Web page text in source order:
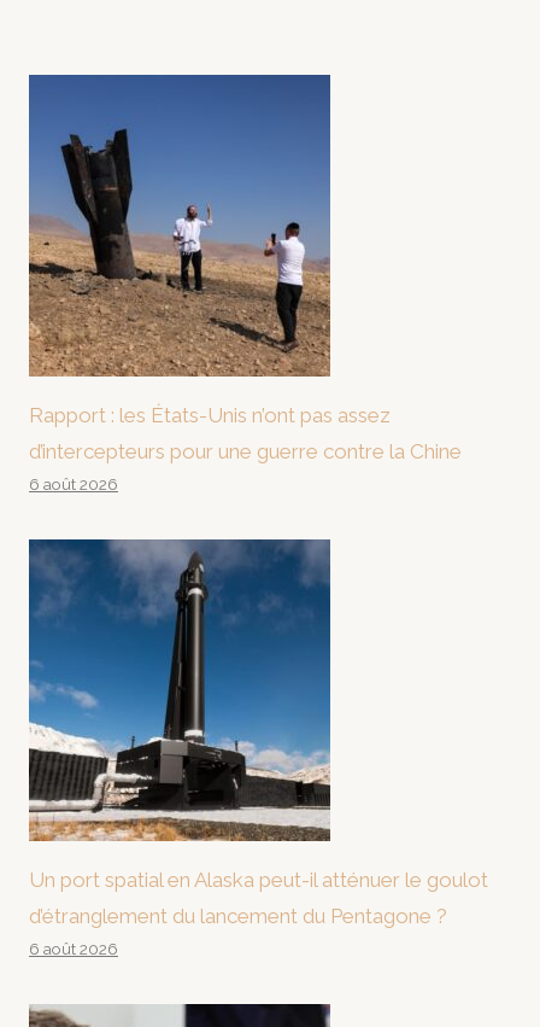
Rapport : les États-Unis n’ont pas assez
d’intercepteurs pour une guerre contre la Chine
6 août 2026
Un port spatial en Alaska peut-il atténuer le goulot
d’étranglement du lancement du Pentagone ?
6 août 2026